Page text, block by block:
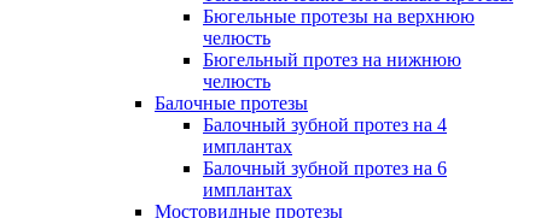
Бюгельные протезы на верхнюю
челюсть
Бюгельный протез на нижнюю
челюсть
Балочные протезы
Балочный зубной протез на 4
имплантах
Балочный зубной протез на 6
имплантах
Мостовидные протезы